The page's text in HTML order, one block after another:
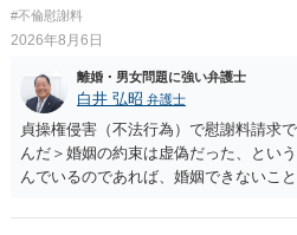
淡々と調停不成立にして離婚訴訟で離
りません。見通し等を含め、弁護士へ
#不倫慰謝料
2026年8月6日
離婚・男女問題に強い弁護士
白井 弘昭 弁護士
貞操権侵害（不法行為）で慰謝料請求
んだ＞婚姻の約束は虚偽だった、とい
んでいるのであれば、婚姻できないこ